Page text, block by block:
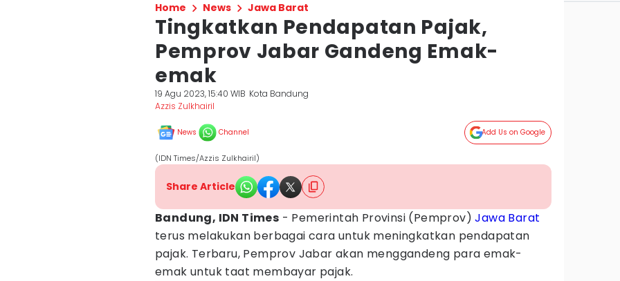
Home News Jawa Barat
Tingkatkan Pendapatan Pajak,
Pemprov Jabar Gandeng Emak-
emak
19 Agu 2023, 15:40 WIB Kota Bandung
Azzis Zulkhairil
News Channel Add Us on Google
(IDN Times/Azzis Zulkhairil)
Share Article
Bandung, IDN Times - Pemerintah Provinsi (Pemprov)Jawa Barat
terus melakukan berbagai cara untuk meningkatkan pendapatan
pajak. Terbaru, Pemprov Jabar akan menggandeng para emak-
emak untuk taat membayar pajak.